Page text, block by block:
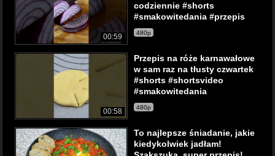
00:59
codziennie #shorts
#smakowitedania #przepis
480p
00:58
Przepis na róże karnawałowe
w sam raz na tłusty czwartek
#shorts #shortsvideo
#smakowitedania
480p
To najlepsze śniadanie, jakie
kiedykolwiek jadłam!